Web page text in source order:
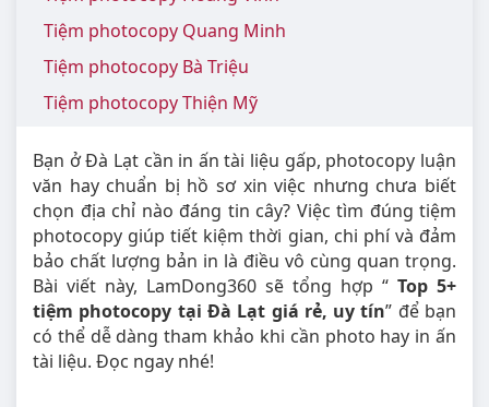
Tiệm photocopy Quang Minh
Tiệm photocopy Bà Triệu
Tiệm photocopy Thiện Mỹ
Bạn ở Đà Lạt cần in ấn tài liệu gấp, photocopy luận
văn hay chuẩn bị hồ sơ xin việc nhưng chưa biết
chọn địa chỉ nào đáng tin cây? Việc tìm đúng tiệm
photocopy giúp tiết kiệm thời gian, chi phí và đảm
bảo chất lượng bản in là điều vô cùng quan trọng.
Bài viết này, LamDong360 sẽ tổng hợp “ Top 5+
tiệm photocopy tại Đà Lạt giá rẻ, uy tín” để bạn
có thể dễ dàng tham khảo khi cần photo hay in ấn
tài liệu. Đọc ngay nhé!